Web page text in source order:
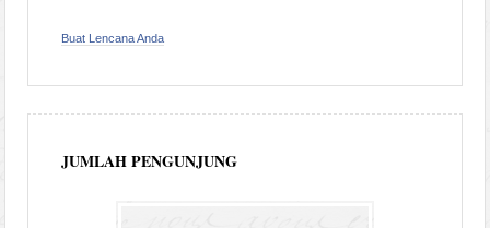
Buat Lencana Anda
JUMLAH PENGUNJUNG